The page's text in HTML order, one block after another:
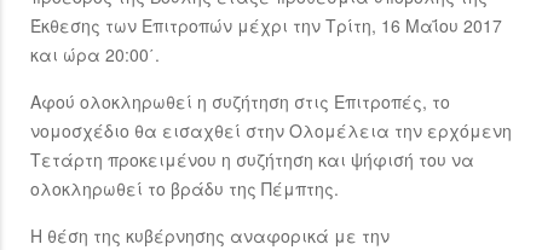
Έκθεσης των Επιτροπών μέχρι την Τρίτη, 16 Μαΐου 2017
και ώρα 20:00΄.
Αφού ολοκληρωθεί η συζήτηση στις Επιτροπές, το
νομοσχέδιο θα εισαχθεί στην Ολομέλεια την ερχόμενη
Τετάρτη προκειμένου η συζήτηση και ψήφισή του να
ολοκληρωθεί το βράδυ της Πέμπτης.
Η θέση της κυβέρνησης αναφορικά με την